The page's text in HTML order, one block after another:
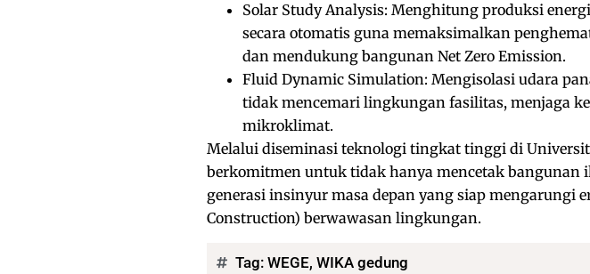
Solar Study Analysis: Menghitung produksi
secara otomatis guna memaksimalkan
dan mendukung bangunan Net Zero Emission.
Fluid Dynamic Simulation: Mengisolasi udara
tidak mencemari lingkungan fasilitas, menjaga
mikroklimat.
Melalui diseminasi teknologi tingkat tinggi di
berkomitmen untuk tidak hanya mencetak bangunan
generasi insinyur masa depan yang siap mengarungi
Construction) berwawasan lingkungan.
Tag: WEGE, WIKA gedung